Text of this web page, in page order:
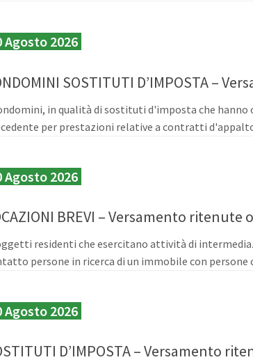
Agosto 2026
SOSTITUTI D’IMPOSTA –
in qualità di sostituti d'imposta che
per prestazioni relative a contratti
Agosto 2026
BREVI – Versamento
residenti che esercitano attività di
persone in ricerca di un immobile con
Agosto 2026
D’IMPOSTA – Versamento